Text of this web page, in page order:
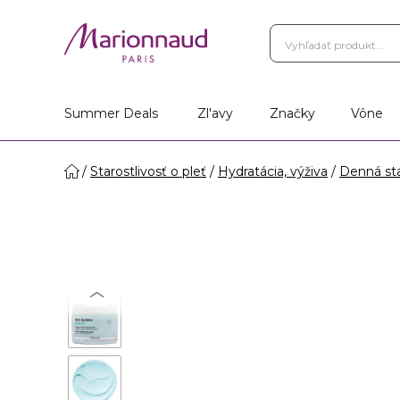
Summer Deals Zl'avy Značky Vône
Starostlivosť o pleť Hydratácia, výživa Denná